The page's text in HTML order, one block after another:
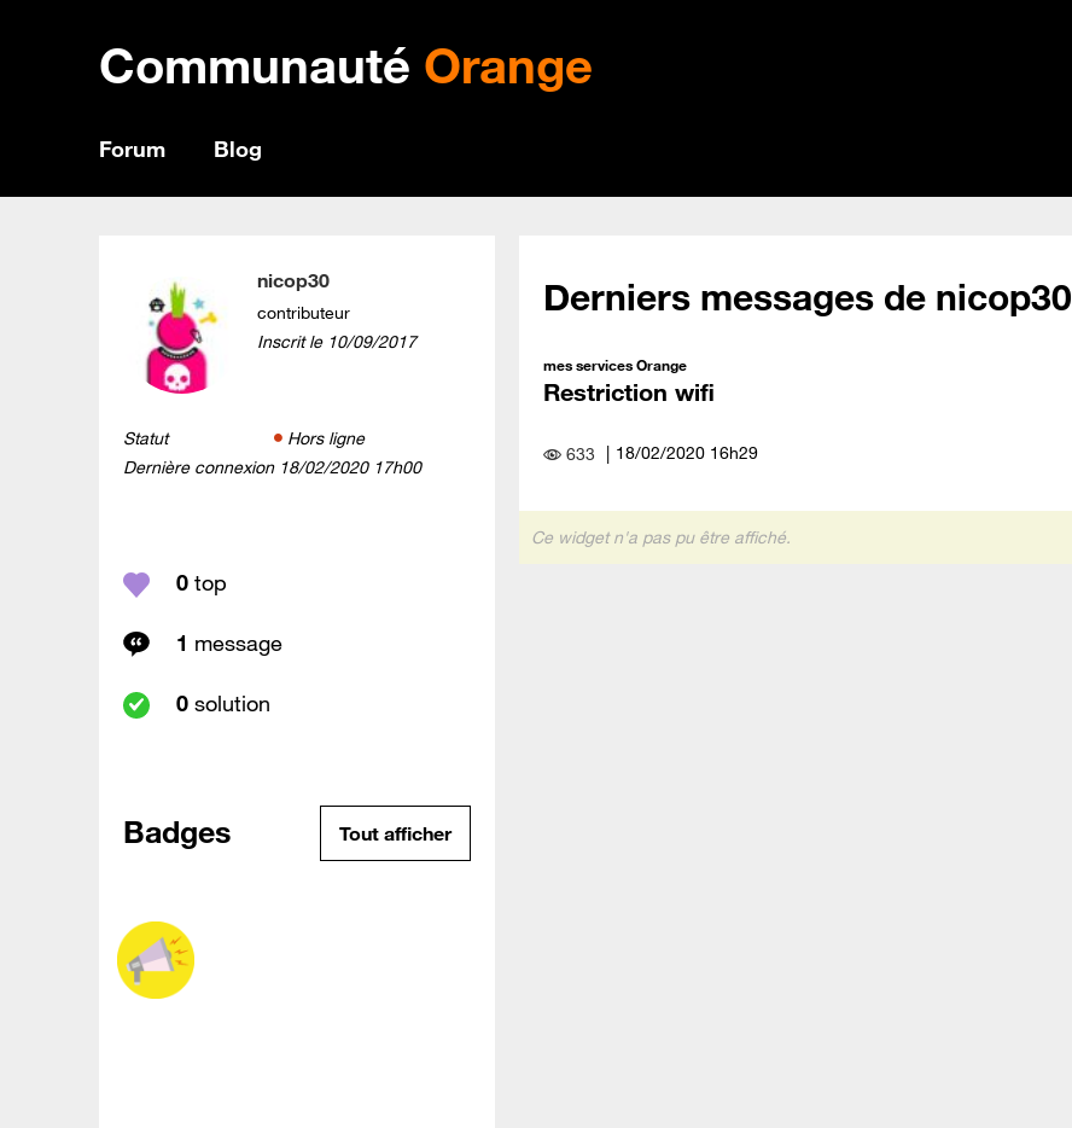
Communauté Orange
Forum Blog
nicop30
contributeur
Inscrit le ‎10/09/2017
Statut
Hors ligne
Dernière connexion ‎18/02/2020 17h00
0 top
1 message
0 solution
Badges Tout afficher
Derniers messages de nicop30
mes services Orange
Restriction wifi
633 ‎18/02/2020 16h29
Ce widget n'a pas pu être affiché.